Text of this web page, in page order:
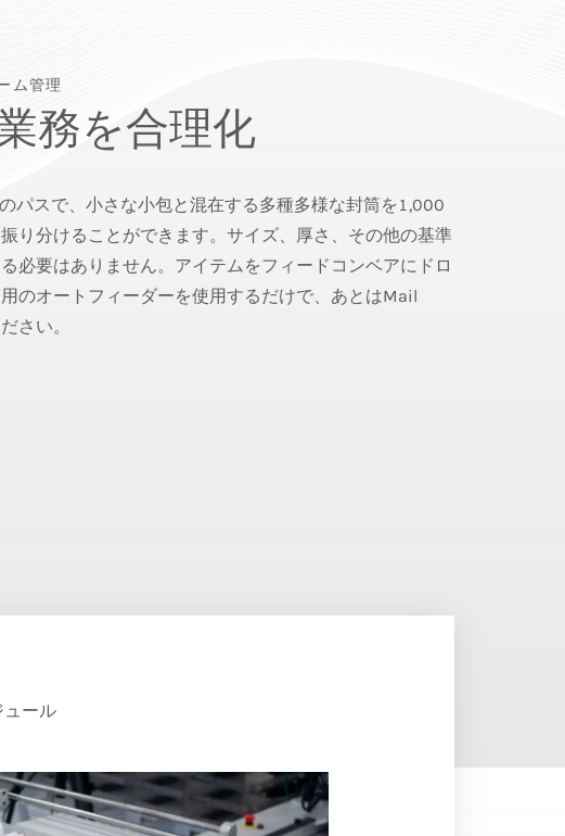
ム管理
務を合理化
パスで、小さな小包と混在する多種多様な封筒を1,000
り分けることができます。サイズ、厚さ、その他の基準
必要はありません。アイテムをフィードコンベアにドロ
のオートフィーダーを使用するだけで、あとはMail
さい。
ュール